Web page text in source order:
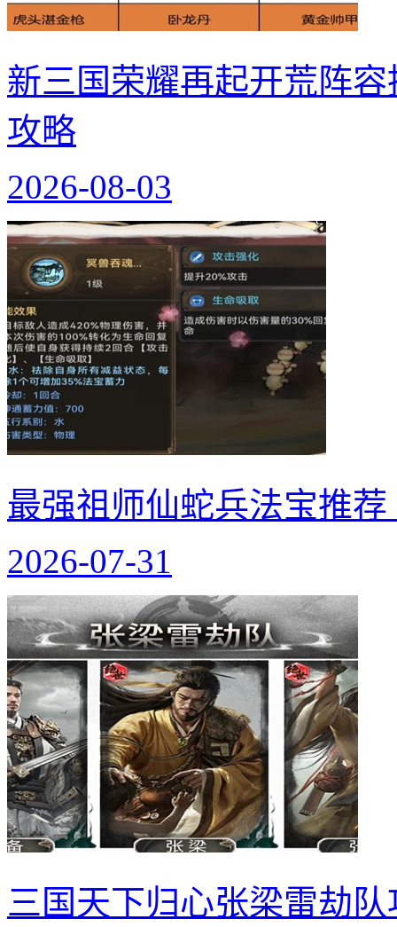
新三国荣耀再起开荒阵
攻略
2026-08-03
最强祖师仙蛇兵法宝推
2026-07-31
三国天下归心张梁雷劫